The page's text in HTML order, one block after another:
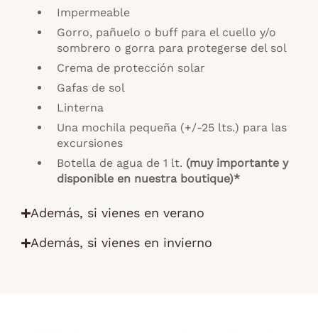
Impermeable
Gorro, pañuelo o buff para el cuello y/o
sombrero o gorra para protegerse del sol
Crema de protección solar
Gafas de sol
Linterna
Una mochila pequeña (+/-25 lts.) para las
excursiones
Botella de agua de 1 lt. (muy importante y
disponible en nuestra boutique)*
Además, si vienes en verano
Además, si vienes en invierno